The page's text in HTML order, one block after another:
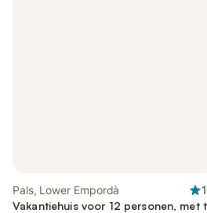
Pals, Lower Empordà
Vakantiehuis voor 12 personen, met